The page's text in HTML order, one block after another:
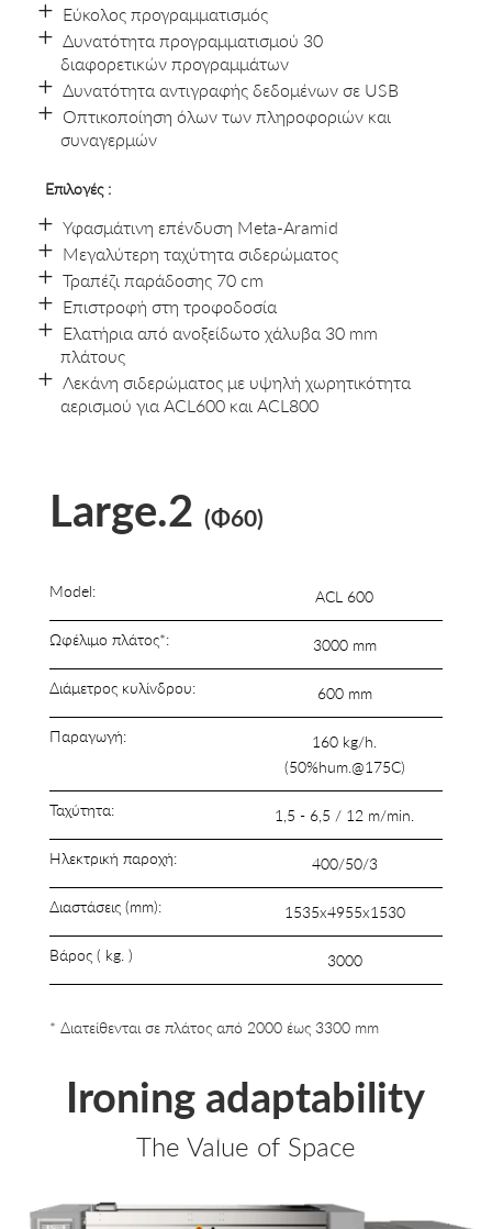
Εύκολος προγραμματισμός
Δυνατότητα προγραμματισμού 30
διαφορετικών προγραμμάτων
Δυνατότητα αντιγραφής δεδομένων σε USB
Οπτικοποίηση όλων των πληροφοριών και
συναγερμών
Επιλογές :
Υφασμάτινη επένδυση Meta-Aramid
Μεγαλύτερη ταχύτητα σιδερώματος
Τραπέζι παράδοσης 70 cm
Επιστροφή στη τροφοδοσία
Ελατήρια από ανοξείδωτο χάλυβα 30 mm
πλάτους
Λεκάνη σιδερώματος με υψηλή χωρητικότητα
αερισμού για ACL600 και ACL800
Large.2 (Φ60)
Model:
Ωφέλιμο πλάτος*:
Διάμετρος κυλίνδρου:
Παραγωγή:
Ταχύτητα:
Ηλεκτρική παροχή:
Διαστάσεις (mm):
Βάρος ( kg. )
ACL 600
3000 mm
600 mm
160 kg/h.
(50%hum.@175C)
1,5 - 6,5 / 12 m/min.
400/50/3
1535x4955x1530
3000
* Διατείθενται σε πλάτος από 2000 έως 3300 mm
Ironing adaptability
The Value of Space